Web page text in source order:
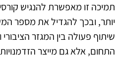
תמיכה זו מאפשרת להנגיש
יותר, ובכך להגדיל את מספר
שיתוף פעולה בין המגזר
התחום, אלא גם מייצר